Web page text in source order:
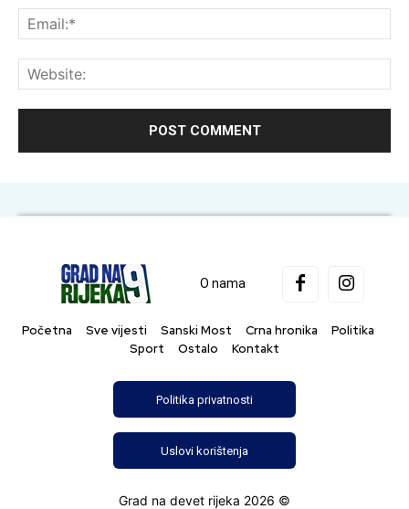
O nama
Početna Sve vijesti Sanski Most Crna hronika
Politika
Sport
Ostalo Kontakt
Politika privatnosti
Uslovi korištenja
Grad na devet rijeka 2026 ©